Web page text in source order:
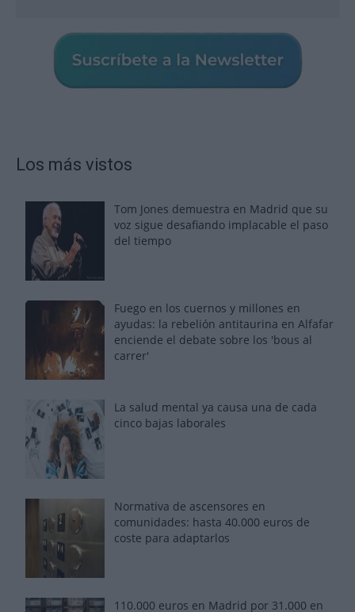
Los más vistos
Tom Jones demuestra en Madrid que su
voz sigue desafiando implacable el paso
del tiempo
Fuego en los cuernos y millones en
ayudas: la rebelión antitaurina en Alfafar
enciende el debate sobre los 'bous al
carrer'
La salud mental ya causa una de cada
cinco bajas laborales
Normativa de ascensores en
comunidades: hasta 40.000 euros de
coste para adaptarlos
110.000 euros en Madrid por 31.000 en